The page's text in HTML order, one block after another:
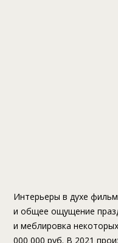
Интерьеры в духе
и общее ощущение
и меблировка
000 000 руб. В 2021